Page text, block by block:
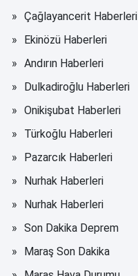
Çağlayancerit Haberleri
Ekinözü Haberleri
Andırın Haberleri
Dulkadiroğlu Haberleri
Onikişubat Haberleri
Türkoğlu Haberleri
Pazarcık Haberleri
Nurhak Haberleri
Nurhak Haberleri
Son Dakika Deprem
Maraş Son Dakika